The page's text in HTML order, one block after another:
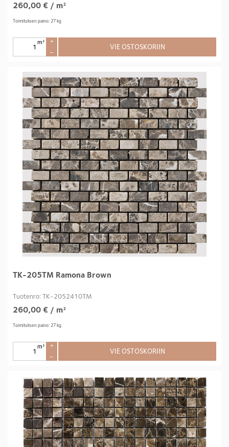
260,00 € / m²
Toimituksen paino: 27 kg
m²
+
–
VIE OSTOSKORIIN
TK-205TM Ramona Brown
Tuotenro: TK-2052410TM
260,00 € / m²
Toimituksen paino: 27 kg
m²
+
–
VIE OSTOSKORIIN